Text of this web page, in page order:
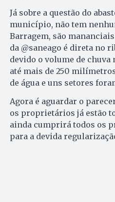
Já sobre a questão do
município, não tem
Barragem, são
da @saneago é direta no
devido o volume de
até mais de 250
de água e uns setores
Agora é aguardar o
os proprietários já estão
ainda cumprirá todos os
para a devida